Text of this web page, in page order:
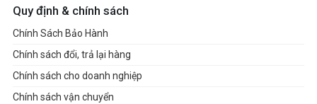
Quy định & chính sách
Chính Sách Bảo Hành
Chính sách đổi, trả lại hàng
Chính sách cho doanh nghiệp
Chính sách vận chuyển